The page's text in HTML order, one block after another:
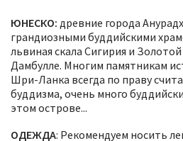
ЮНЕСКО: древние города
грандиозными буддийскими
львиная скала Сигирия и
Дамбулле. Многим памятникам
Шри-Ланка всегда по праву
буддизма, очень много
этом острове...
ОДЕЖДА: Рекомендуем носить